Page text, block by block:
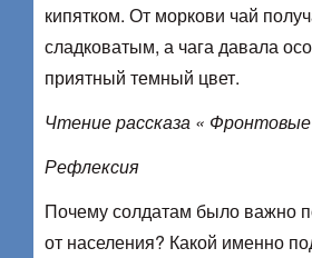
кипятком. От моркови чай
сладковатым, а чага давала
приятный темный цвет.
Чтение рассказа «
Рефлексия
Почему солдатам было важно
от населения? Какой именно